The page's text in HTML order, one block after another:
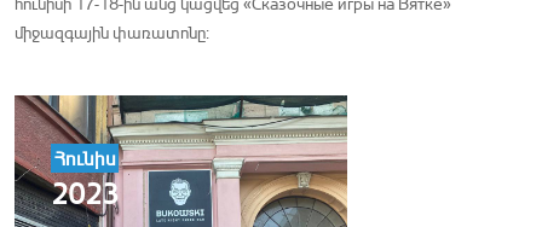
միջազգային փառատոնը:
Հունիս
2023